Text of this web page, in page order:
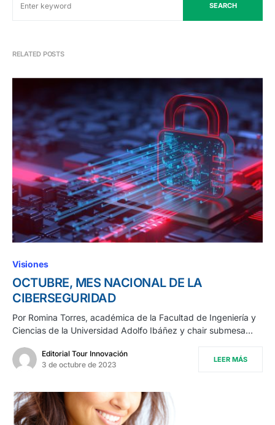
SEARCH
RELATED POSTS
Visiones
OCTUBRE, MES NACIONAL DE LA
CIBERSEGURIDAD
Por Romina Torres, académica de la Facultad de Ingeniería y
Ciencias de la Universidad Adolfo Ibáñez y chair submesa…
Editorial Tour Innovación
3 de octubre de 2023
LEER MÁS